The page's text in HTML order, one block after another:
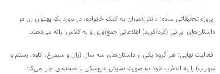
پروژه تحقیقاتی ساده: دانش‌آموزان به کمک خانواده، در مورد یک پهلوان زن در
داستان‌های ایرانی (گردآفرید) اطلاعاتی جمع‌آوری و به کلاس ارائه می‌دهند.
فعالیت نهایی: هر گروه یکی از داستان‌های سه سال (زال و سیمرغ، کاوه، رستم و
سهراب) را به انتخاب خود به صورت نمایش عروسکی یا صحنه‌ای اجرا می‌کند.